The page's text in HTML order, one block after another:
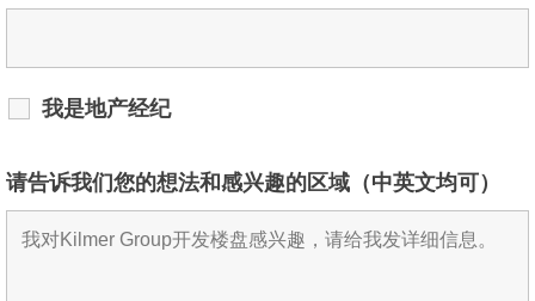
我是地产经纪
请告诉我们您的想法和感兴趣的区域（中英文均可）